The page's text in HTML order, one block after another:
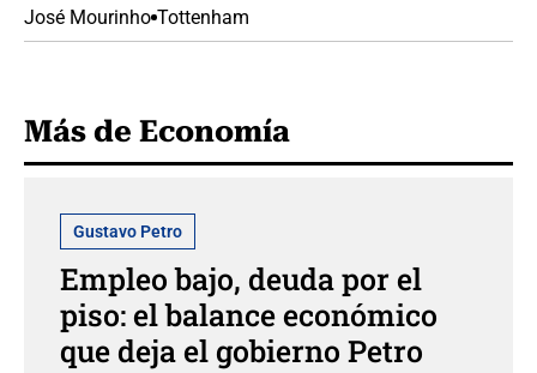
José Mourinho Tottenham
Más de Economía
Gustavo Petro
Empleo bajo, deuda por el
piso: el balance económico
que deja el gobierno Petro